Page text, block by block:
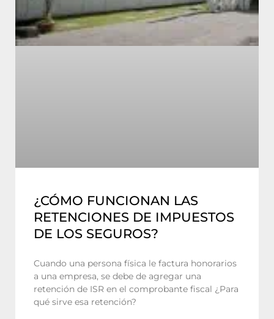
¿CÓMO FUNCIONAN LAS
RETENCIONES DE IMPUESTOS
DE LOS SEGUROS?
Cuando una persona física le factura honorarios
a una empresa, se debe de agregar una
retención de ISR en el comprobante fiscal ¿Para
qué sirve esa retención?